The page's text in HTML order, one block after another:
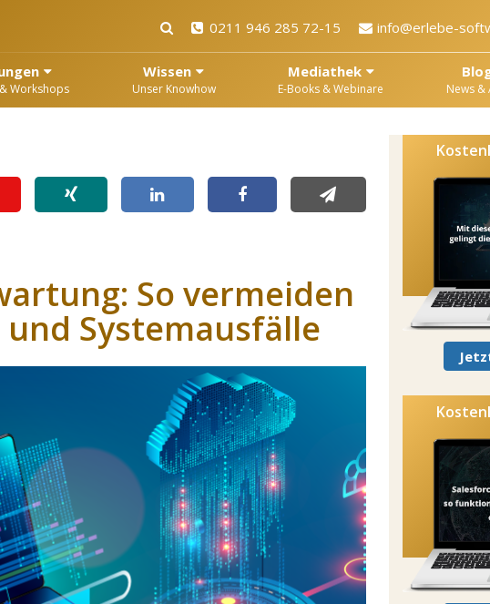
0211 946 285 72-15 info@erlebe-
Workshops
Wissen
Unser Knowhow
Mediathek
E-Books & Webinare News &
So vermeiden
Systemausfälle